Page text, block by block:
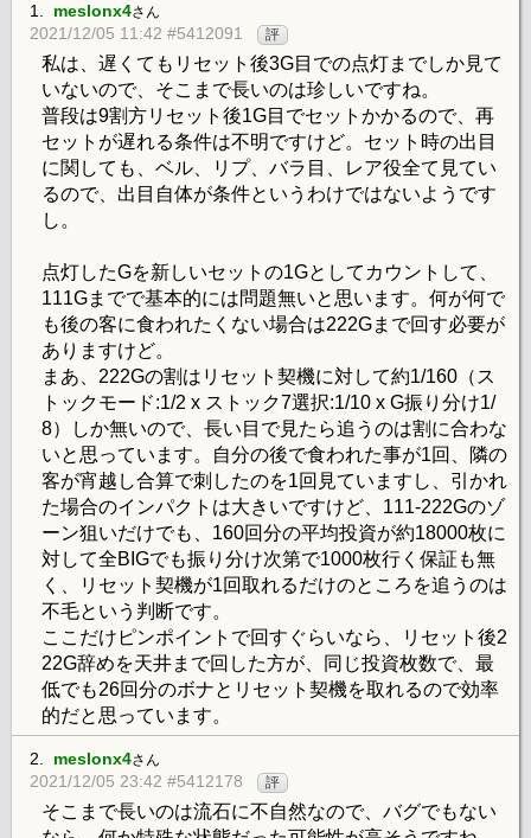
1. meslonx4さん
2021/12/05 11:42 #5412091 評
私は、遅くてもリセット後3G目での点灯までしか見て
いないので、そこまで長いのは珍しいですね。
普段は9割方リセット後1G目でセットかかるので、再
セットが遅れる条件は不明ですけど。セット時の出目
に関しても、ベル、リプ、バラ目、レア役全て見てい
るので、出目自体が条件というわけではないようです
し。
点灯したGを新しいセットの1Gとしてカウントして、
111Gまでで基本的には問題無いと思います。何が何で
も後の客に食われたくない場合は222Gまで回す必要が
ありますけど。
まあ、222Gの割はリセット契機に対して約1/160（ス
トックモード:1/2 x ストック7選択:1/10 x G振り分け1/
8）しか無いので、長い目で見たら追うのは割に合わな
いと思っています。自分の後で食われた事が1回、隣の
客が宵越し合算で刺したのを1回見ていますし、引かれ
た場合のインパクトは大きいですけど、111-222Gのゾ
ーン狙いだけでも、160回分の平均投資が約18000枚に
対して全BIGでも振り分け次第で1000枚行く保証も無
く、リセット契機が1回取れるだけのところを追うのは
不毛という判断です。
ここだけピンポイントで回すぐらいなら、リセット後2
22G辞めを天井まで回した方が、同じ投資枚数で、最
低でも26回分のボナとリセット契機を取れるので効率
的だと思っています。
2. meslonx4さん
2021/12/05 23:42 #5412178 評
そこまで長いのは流石に不自然なので、バグでもない